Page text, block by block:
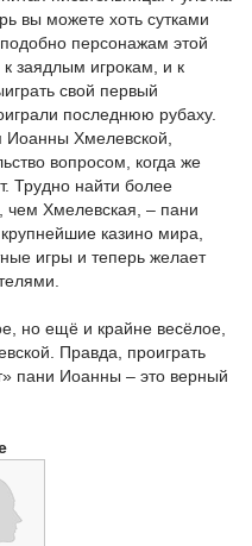
вы можете хоть сутками
персонажам этой
заядлым игрокам, и к
свой первый
последнюю рубаху.
Иоанны Хмелевской,
вопросом, когда же
Трудно найти более
чем Хмелевская, – пани
казино мира,
игры и теперь желает
но ещё и крайне весёлое,
Правда, проиграть
пани Иоанны – это верный